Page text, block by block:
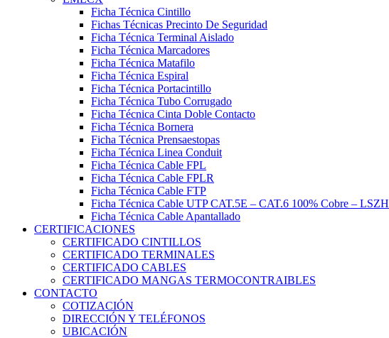
Ficha Técnica Cintillo
Fichas Técnicas Precinto De Seguridad
Ficha Técnica Terminal Aislado
Ficha Técnica Marcadores
Ficha Técnica Matafilo
Ficha Técnica Espiral
Ficha Técnica Portacintillo
Ficha Técnica Tubo Corrugado
Ficha Técnica Cinta Doble Contacto
Ficha Técnica Bornera
Ficha Técnica Prensaestopas
Ficha Técnica Linea Conduit
Ficha Técnica Cable FPL
Ficha Técnica Cable FPLR
Ficha Técnica Cable FTP
Ficha Técnica Cable UTP CAT.5E – CAT.6 100% Cobre – LSZH
Ficha Técnica Cable Apantallado
CERTIFICACIONES
CERTIFICADO CINTILLOS
CERTIFICADO TERMINALES
CERTIFICADO CABLES
CERTIFICADO MANGAS TERMOCONTRAIBLES
CONTACTO
COTIZACIÓN
DIRECCIÓN Y TELÉFONOS
UBICACIÓN